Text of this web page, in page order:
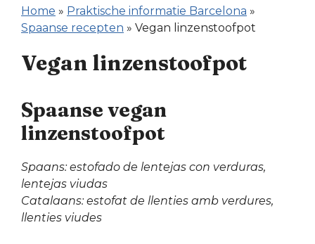
Home » Praktische informatie Barcelona »
Spaanse recepten » Vegan linzenstoofpot
Vegan linzenstoofpot
Spaanse vegan
linzenstoofpot
Spaans: estofado de lentejas con verduras,
lentejas viudas
Catalaans: estofat de llenties amb verdures,
llenties viudes